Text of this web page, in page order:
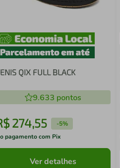
QIX FULL BLACK
9.633 pontos
274,55 -5%
pagamento com Pix
Ver detalhes